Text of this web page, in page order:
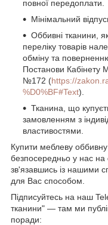
повної передоплати.
Мінімальний
Оббивні тканини,
переліку товарів
обміну та
Постанови Кабінету
№172 (https://
%D0%BF#Text).
Тканина, що
замовленням з
властивостями.
Купити меблеву
безпосередньо у нас
зв'язавшись із нашими
для Вас способом.
Підписуйтесь на наш
тканини" — там ми
поради: